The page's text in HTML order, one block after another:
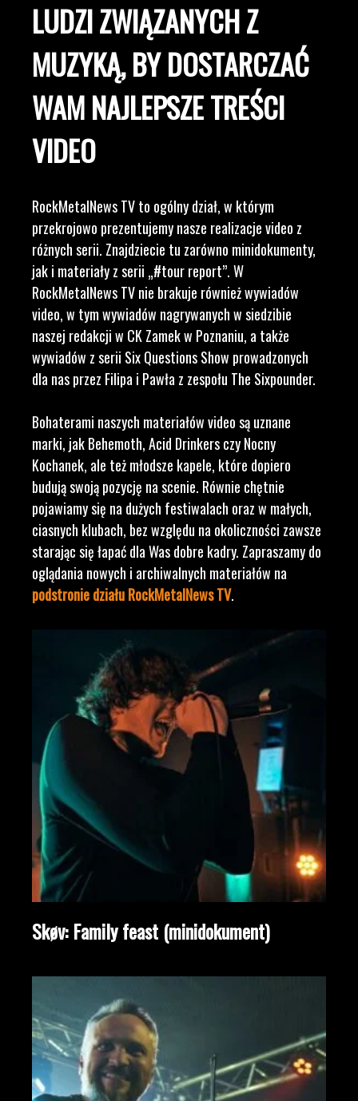
LUDZI ZWIĄZANYCH Z
MUZYKĄ, BY DOSTARCZAĆ
WAM NAJLEPSZE TREŚCI
VIDEO
RockMetalNews TV to ogólny dział, w którym
przekrojowo prezentujemy nasze realizacje video z
różnych serii. Znajdziecie tu zarówno minidokumenty,
jak i materiały z serii „#tour report”. W
RockMetalNews TV nie brakuje również wywiadów
video, w tym wywiadów nagrywanych w siedzibie
naszej redakcji w CK Zamek w Poznaniu, a także
wywiadów z serii Six Questions Show prowadzonych
dla nas przez Filipa i Pawła z zespołu The Sixpounder.
Bohaterami naszych materiałów video są uznane
marki, jak Behemoth, Acid Drinkers czy Nocny
Kochanek, ale też młodsze kapele, które dopiero
budują swoją pozycję na scenie. Równie chętnie
pojawiamy się na dużych festiwalach oraz w małych,
ciasnych klubach, bez względu na okoliczności zawsze
starając się łapać dla Was dobre kadry. Zapraszamy do
oglądania nowych i archiwalnych materiałów na
podstronie działu RockMetalNews TV.
Skøv: Family feast (minidokument)